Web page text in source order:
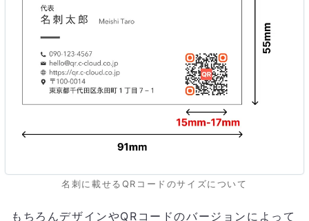
名刺に載せるQRコードのサイズについて
もちろんデザインやQRコードのバージョンによって